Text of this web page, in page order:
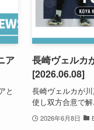
ア
と
長崎ヴェルカ
[2026.06.08]
長崎ヴェルカが
使し双方合意で
2026年6月8日